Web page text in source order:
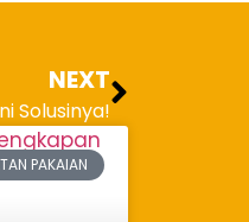
NEXT
Solusinya!
PAKAIAN